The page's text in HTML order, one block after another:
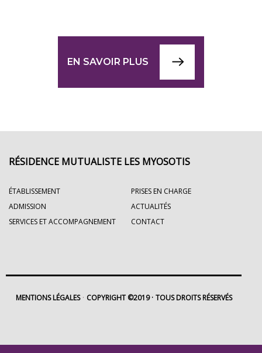
EN SAVOIR PLUS
RÉSIDENCE MUTUALISTE LES MYOSOTIS
ÉTABLISSEMENT
PRISES EN CHARGE
ADMISSION
ACTUALITÉS
SERVICES ET ACCOMPAGNEMENT
CONTACT
MENTIONS LÉGALES COPYRIGHT ©2019 TOUS DROITS RÉSERVÉS